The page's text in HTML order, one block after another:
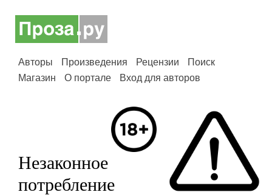
Авторы Произведения Рецензии
Поиск
Магазин
О портале Вход для авторов
Незаконное
потребление